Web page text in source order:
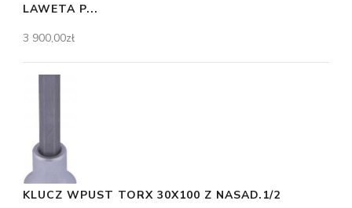
LAWETA P...
3 900,00zł
KLUCZ WPUST TORX 30X100 Z NASAD.1/2